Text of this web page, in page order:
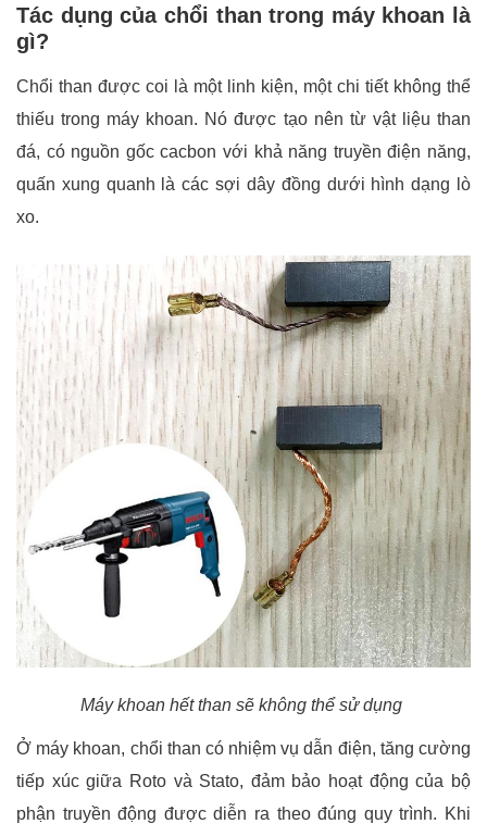
Tác dụng của chổi than trong máy khoan là
gì?
Chổi than được coi là một linh kiện, một chi tiết không thể
thiếu trong máy khoan. Nó được tạo nên từ vật liệu than
đá, có nguồn gốc cacbon với khả năng truyền điện năng,
quấn xung quanh là các sợi dây đồng dưới hình dạng lò
xo.
Máy khoan hết than sẽ không thể sử dụng
Ở máy khoan, chổi than có nhiệm vụ dẫn điện, tăng cường
tiếp xúc giữa Roto và Stato, đảm bảo hoạt động của bộ
phận truyền động được diễn ra theo đúng quy trình. Khi